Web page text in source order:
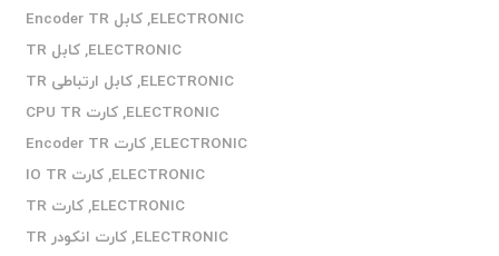
ELECTRONIC
,
کابل Encoder TR
ELECTRONIC
,
کابل TR
ELECTRONIC
,
کابل ارتباطی TR
ELECTRONIC
,
کارت CPU TR
ELECTRONIC
,
کارت Encoder TR
ELECTRONIC
,
کارت IO TR
ELECTRONIC
,
کارت TR
ELECTRONIC
,
کارت انکودر TR